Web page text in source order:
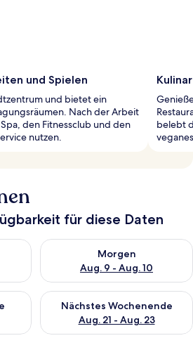
und Spielen
und bietet ein
Nach der Arbeit
den Fitnessclub und den
nutzen.
belebt
für diese Daten
für heute Nacht, Aug. 8 - Aug. 9.
Morgen
Aug. 9 - Aug. 10
Überprüfe die Verfügbarkeit
für dieses Wochenende, Aug. 14
Nächstes Wochenende
Aug. 21 - Aug. 23
Überprüfe die Verfügbarkeit